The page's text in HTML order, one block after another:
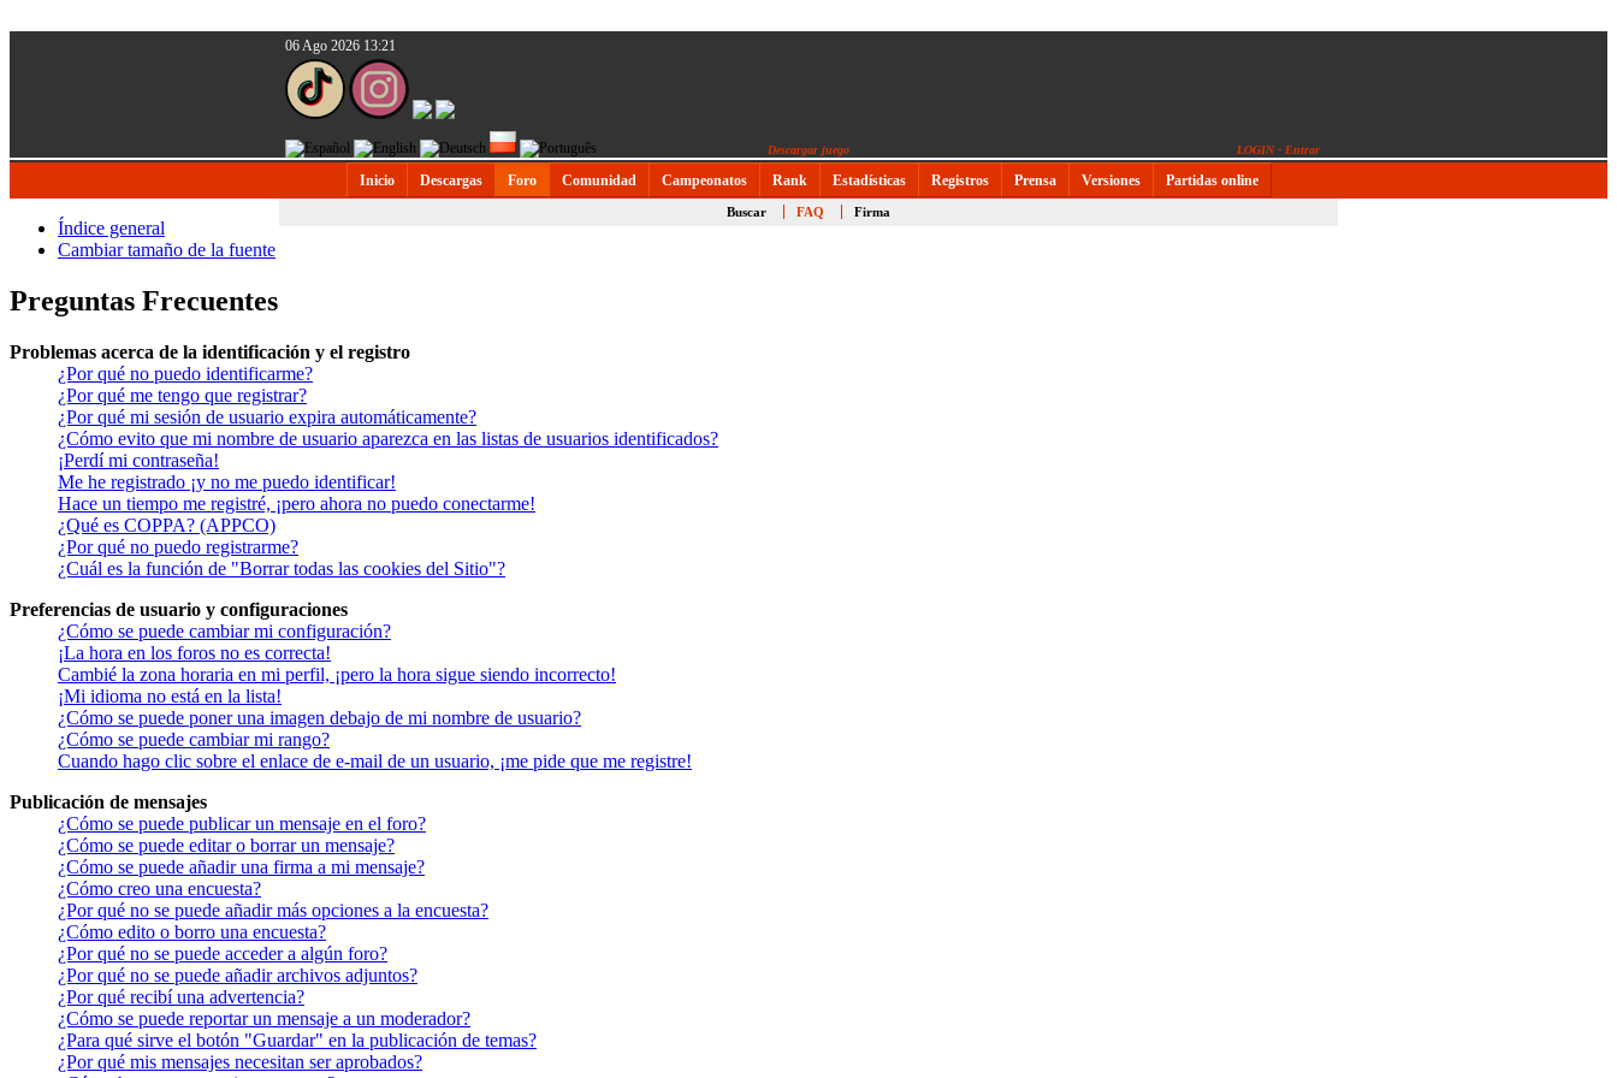
06 Ago 2026 13:21
Descargar juego LOGIN - Entrar
Inicio Descargas Foro Comunidad Campeonatos Rank Estadísticas Registros Prensa Versiones Partidas online
Buscar FAQ Firma
Índice general
Cambiar tamaño de la fuente
Preguntas Frecuentes
Problemas acerca de la identificación y el registro
¿Por qué no puedo identificarme?
¿Por qué me tengo que registrar?
¿Por qué mi sesión de usuario expira automáticamente?
¿Cómo evito que mi nombre de usuario aparezca en las listas de usuarios identificados?
¡Perdí mi contraseña!
Me he registrado ¡y no me puedo identificar!
Hace un tiempo me registré, ¡pero ahora no puedo conectarme!
¿Qué es COPPA? (APPCO)
¿Por qué no puedo registrarme?
¿Cuál es la función de "Borrar todas las cookies del Sitio"?
Preferencias de usuario y configuraciones
¿Cómo se puede cambiar mi configuración?
¡La hora en los foros no es correcta!
Cambié la zona horaria en mi perfil, ¡pero la hora sigue siendo incorrecto!
¡Mi idioma no está en la lista!
¿Cómo se puede poner una imagen debajo de mi nombre de usuario?
¿Cómo se puede cambiar mi rango?
Cuando hago clic sobre el enlace de e-mail de un usuario, ¡me pide que me registre!
Publicación de mensajes
¿Cómo se puede publicar un mensaje en el foro?
¿Cómo se puede editar o borrar un mensaje?
¿Cómo se puede añadir una firma a mi mensaje?
¿Cómo creo una encuesta?
¿Por qué no se puede añadir más opciones a la encuesta?
¿Cómo edito o borro una encuesta?
¿Por qué no se puede acceder a algún foro?
¿Por qué no se puede añadir archivos adjuntos?
¿Por qué recibí una advertencia?
¿Cómo se puede reportar un mensaje a un moderador?
¿Para qué sirve el botón "Guardar" en la publicación de temas?
¿Por qué mis mensajes necesitan ser aprobados?